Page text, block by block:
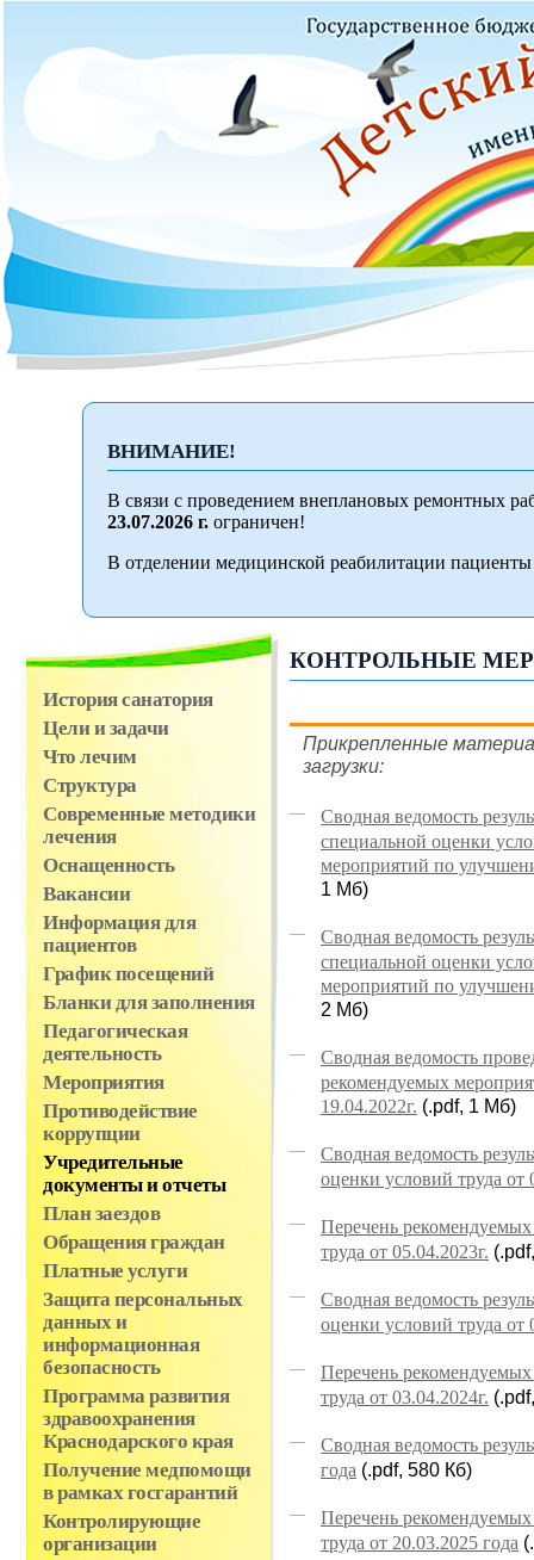
ВНИМАНИЕ!
В связи с проведением внеплановых ремонтных
23.07.2026 г. ограничен!
В отделении медицинской реабилитации
История санатория
Цели и задачи
Что лечим
Структура
Современные методики
лечения
Оснащенность
Вакансии
Информация для
пациентов
График посещений
Бланки для заполнения
Педагогическая
деятельность
Мероприятия
Противодействие
коррупции
Учредительные
документы и отчеты
План заездов
Обращения граждан
Платные услуги
Защита персональных
данных и
информационная
безопасность
Программа развития
здравоохранения
Краснодарского края
Получение медпомощи
в рамках госгарантий
Контролирующие
организации
КОНТРОЛЬНЫЕ
Прикрепленные
загрузки:
Сводная ведомость
специальной оценки
мероприятий по
1 Мб)
Сводная ведомость
специальной оценки
мероприятий по
2 Мб)
Сводная ведомость
рекомендуемых
19.04.2022г. (.pdf, 1 Мб)
Сводная ведомость
оценки условий труда от
Перечень
труда от 05.04.2023г.
Сводная ведомость
оценки условий труда от
Перечень
труда от 03.04.2024г.
Сводная ведомость
года (.pdf, 580 Кб)
Перечень
труда от 20.03.2025 года